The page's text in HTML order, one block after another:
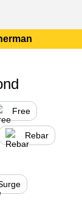
Free
Rebar